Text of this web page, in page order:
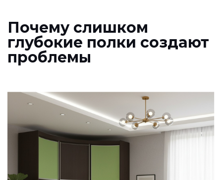
Почему слишком
глубокие полки создают
проблемы